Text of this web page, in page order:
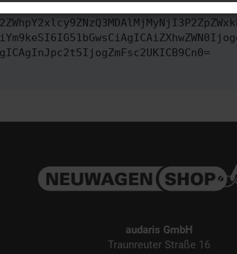
audaris GmbH
Traunreuter Straße 16